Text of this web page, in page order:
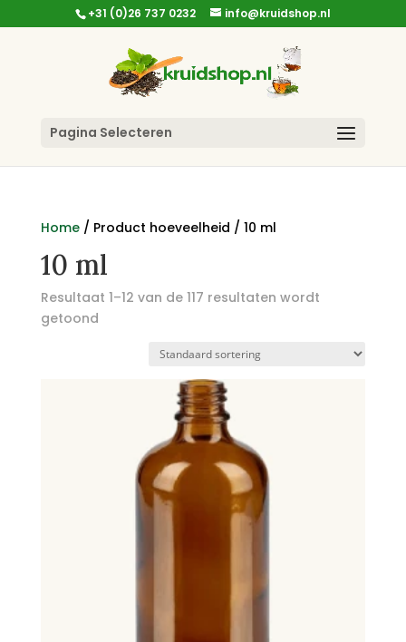
+31 (0)26 737 0232 info@kruidshop.nl
Pagina Selecteren
Home/ Product hoeveelheid / 10 ml
10 ml
Resultaat 1–12 van de 117 resultaten wordt
getoond